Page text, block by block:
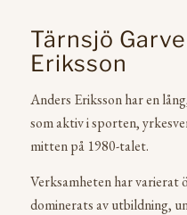
Tärnsjö
Eriksson
Anders Eriksson har en
som aktiv i sporten,
mitten på 1980-talet.
Verksamheten har varierat
dominerats av utbildning,